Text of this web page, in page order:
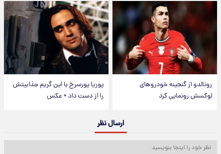
رونالدو از گنجینه خودروهای
لوکسش رونمایی کرد
پوریا پورسرخ با این گریم جذابیتش
را از دست داد + عکس
ارسال نظر